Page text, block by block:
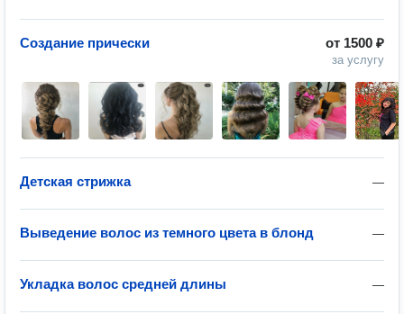
от 1500 ₽
за услугу
Создание прически
—
Детская стрижка
—
Выведение волос из темного цвета в блонд
—
Укладка волос средней длины